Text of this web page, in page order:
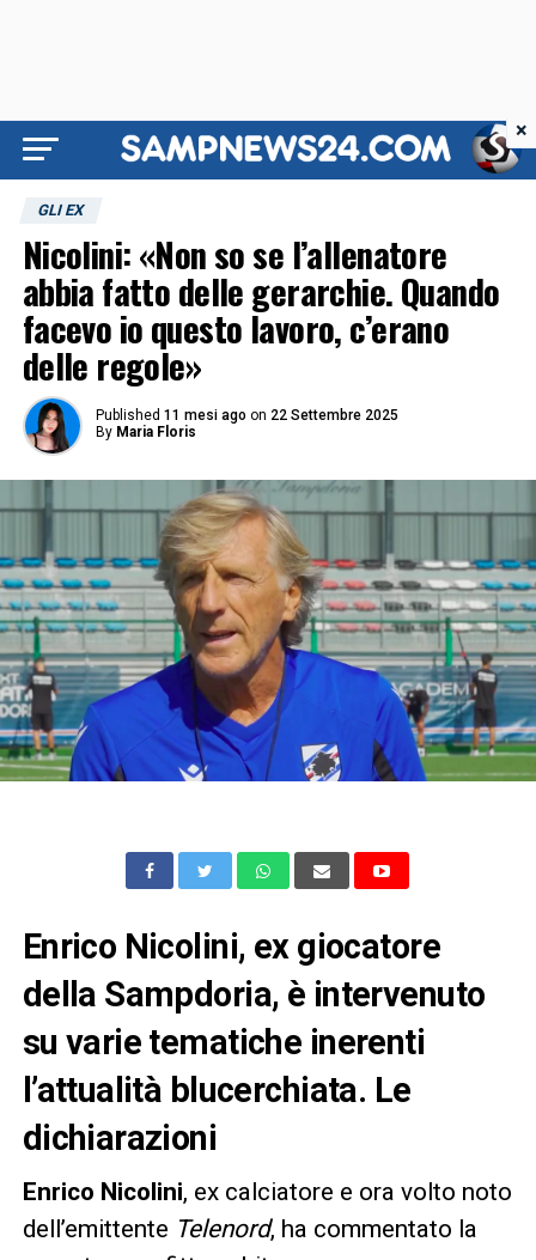
GLI EX
Nicolini: «Non so se l’allenatore
abbia fatto delle gerarchie. Quando
facevo io questo lavoro, c’erano
delle regole»
Published 11 mesi ago on 22 Settembre 2025
By Maria Floris
Enrico Nicolini, ex giocatore
della Sampdoria, è intervenuto
su varie tematiche inerenti
l’attualità blucerchiata. Le
dichiarazioni
Enrico Nicolini, ex calciatore e ora volto noto
dell’emittente Telenord, ha commentato la
×